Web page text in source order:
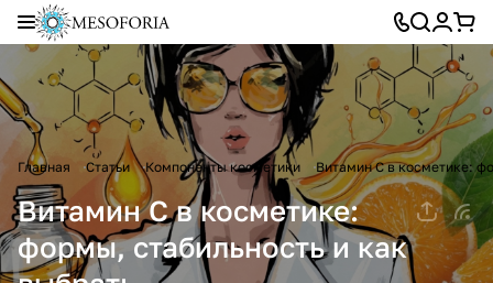
Главная Статьи Компоненты косметики Витамин С в косметике:
Витамин С в косметике:
формы, стабильность и как